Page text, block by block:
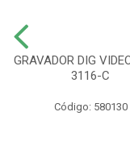
GRAVADOR DIG
3116-C
Código: 580130